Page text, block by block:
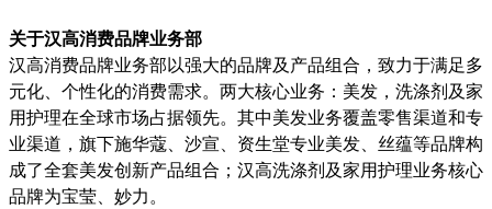
关于汉高消费品牌业务部
汉高消费品牌业务部以强大的品牌及产品组合，致力于满足多
元化、个性化的消费需求。两大核心业务：美发，洗涤剂及家
用护理在全球市场占据领先。其中美发业务覆盖零售渠道和专
业渠道，旗下施华蔻、沙宣、资生堂专业美发、丝蕴等品牌构
成了全套美发创新产品组合；汉高洗涤剂及家用护理业务核心
品牌为宝莹、妙力。